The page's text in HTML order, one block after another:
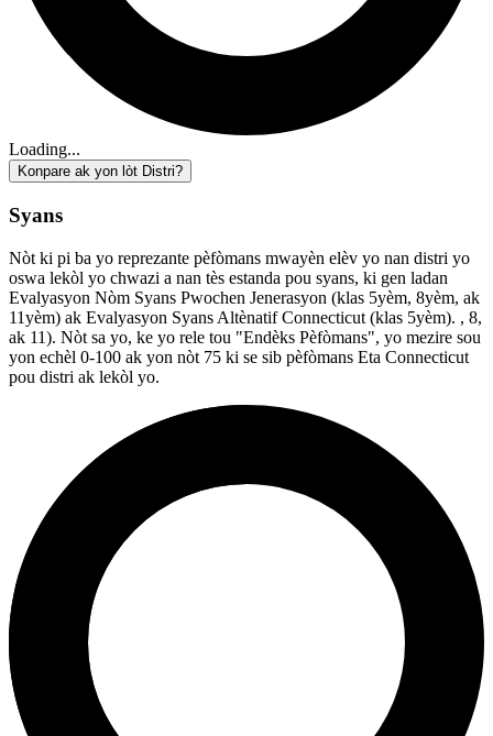
Loading...
Konpare ak yon lòt Distri?
Syans
Nòt ki pi ba yo reprezante pèfòmans mwayèn elèv yo nan distri yo
oswa lekòl yo chwazi a nan tès estanda pou syans, ki gen ladan
Evalyasyon Nòm Syans Pwochen Jenerasyon (klas 5yèm, 8yèm, ak
11yèm) ak Evalyasyon Syans Altènatif Connecticut (klas 5yèm). , 8,
ak 11). Nòt sa yo, ke yo rele tou "Endèks Pèfòmans", yo mezire sou
yon echèl 0-100 ak yon nòt 75 ki se sib pèfòmans Eta Connecticut
pou distri ak lekòl yo.